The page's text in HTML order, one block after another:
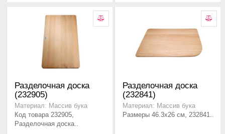
Разделочная доска
(232905)
Материал: Массив бука
Код товара 232905,
Разделочная доска..
Разделочная доска
(232841)
Материал: Массив бука
Размеры 46.3x26 см, 232841..